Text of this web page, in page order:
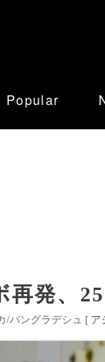
Popular
再発、
/バングラデシュ [ ア